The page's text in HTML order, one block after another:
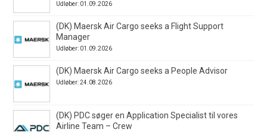
Udløber: 01.09.2026
(DK) Maersk Air Cargo seeks a Flight Support
Manager
Udløber: 01.09.2026
(DK) Maersk Air Cargo seeks a People Advisor
Udløber: 24.08.2026
(DK) PDC søger en Application Specialist til vores
Airline Team – Crew